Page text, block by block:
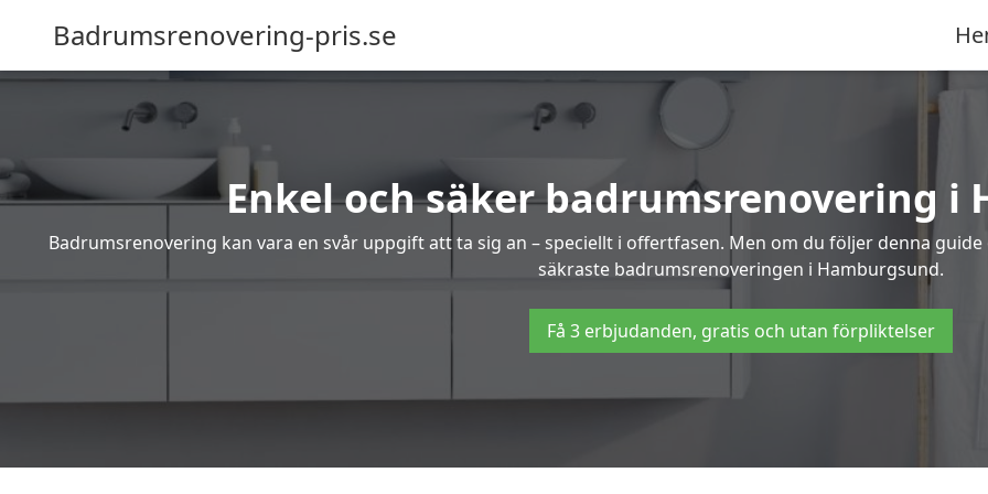
Badrumsrenovering-pris.se
Enkel och säker badrumsrenovering i
Badrumsrenovering kan vara en svår uppgift att ta sig an – speciellt i offertfasen. Men om du följer denna
säkraste badrumsrenoveringen i Hamburgsund.
Få 3 erbjudanden, gratis och utan förpliktelser